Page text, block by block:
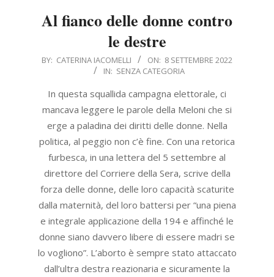
Al fianco delle donne contro
le destre
2022-
BY: CATERINA IACOMELLI ON: 8 SETTEMBRE 2022
IN: SENZA CATEGORIA
In questa squallida campagna elettorale, ci
mancava leggere le parole della Meloni che si
erge a paladina dei diritti delle donne. Nella
politica, al peggio non c’è fine. Con una retorica
furbesca, in una lettera del 5 settembre al
direttore del Corriere della Sera, scrive della
forza delle donne, delle loro capacità scaturite
dalla maternità, del loro battersi per “una piena
e integrale applicazione della 194 e affinché le
donne siano davvero libere di essere madri se
lo vogliono”. L’aborto è sempre stato attaccato
dall’ultra destra reazionaria e sicuramente la